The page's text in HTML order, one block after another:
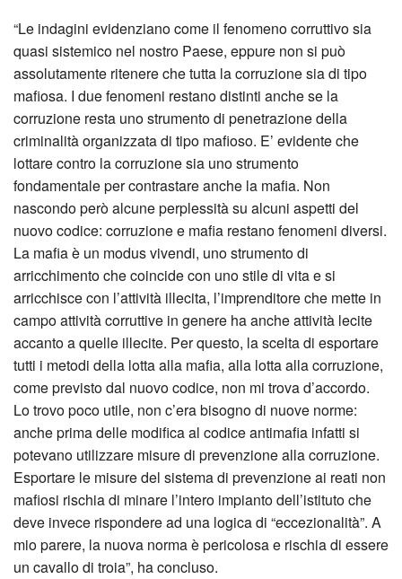
“Le indagini evidenziano come il fenomeno corruttivo sia
quasi sistemico nel nostro Paese, eppure non si può
assolutamente ritenere che tutta la corruzione sia di tipo
mafiosa. I due fenomeni restano distinti anche se la
corruzione resta uno strumento di penetrazione della
criminalità organizzata di tipo mafioso. E’ evidente che
lottare contro la corruzione sia uno strumento
fondamentale per contrastare anche la mafia. Non
nascondo però alcune perplessità su alcuni aspetti del
nuovo codice: corruzione e mafia restano fenomeni diversi.
La mafia è un modus vivendi, uno strumento di
arricchimento che coincide con uno stile di vita e si
arricchisce con l’attività illecita, l’imprenditore che mette in
campo attività corruttive in genere ha anche attività lecite
accanto a quelle illecite. Per questo, la scelta di esportare
tutti i metodi della lotta alla mafia, alla lotta alla corruzione,
come previsto dal nuovo codice, non mi trova d’accordo.
Lo trovo poco utile, non c’era bisogno di nuove norme:
anche prima delle modifica al codice antimafia infatti si
potevano utilizzare misure di prevenzione alla corruzione.
Esportare le misure del sistema di prevenzione ai reati non
mafiosi rischia di minare l’intero impianto dell’istituto che
deve invece rispondere ad una logica di “eccezionalità”. A
mio parere, la nuova norma è pericolosa e rischia di essere
un cavallo di troia”, ha concluso.